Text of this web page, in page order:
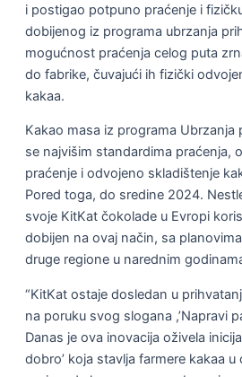
i postigao potpuno praćenje i
dobijenog iz programa ubrzanja
mogućnost praćenja celog puta
do fabrike, čuvajući ih fizički
kakaa.
Kakao masa iz programa Ubrzanja
se najvišim standardima praćenja,
praćenje i odvojeno skladištenje
Pored toga, do sredine 2024.
svoje KitKat čokolade u Evropi
dobijen na ovaj način, sa
druge regione u narednim
“KitKat ostaje dosledan u
na poruku svog slogana ,’Napravi
Danas je ova inovacija oživela
dobro’ koja stavlja farmere kakaa u